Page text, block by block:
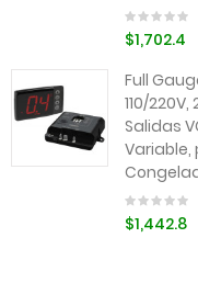
$1,702.4
Full
110/
Salidas
Variable,
$1,442.8